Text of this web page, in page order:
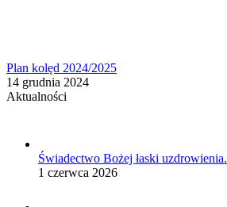
Plan kolęd 2024/2025
14 grudnia 2024
Aktualności
Świadectwo Bożej łaski uzdrowienia.
1 czerwca 2026